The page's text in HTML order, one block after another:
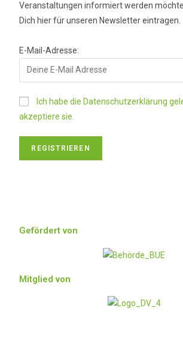
Veranstaltungen informiert werden
Dich hier für unseren Newsletter eintragen.
E-Mail-Adresse:
Ich habe die Datenschutzerklärung
akzeptiere sie.
Gefördert von
Mitglied von